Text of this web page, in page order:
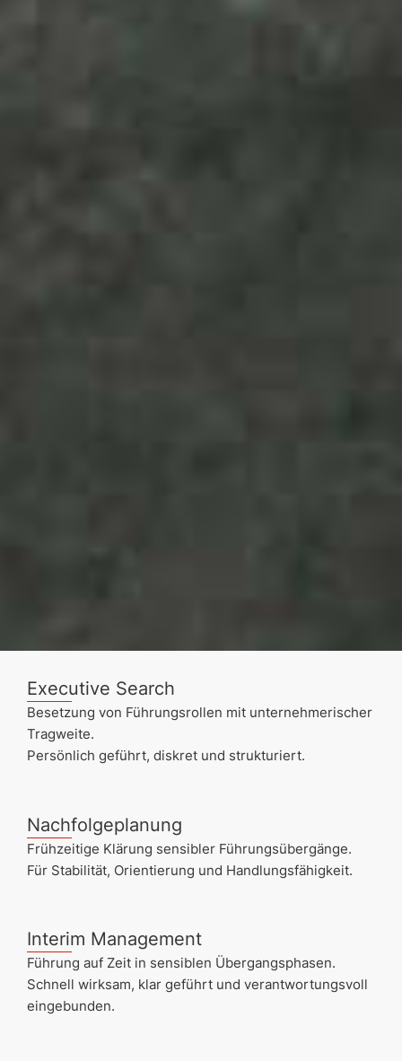
Executive Search
Besetzung von Führungsrollen mit unternehmerischer
Tragweite.
Persönlich geführt, diskret und strukturiert.
Nachfolgeplanung
Frühzeitige Klärung sensibler Führungsübergänge.
Für Stabilität, Orientierung und Handlungsfähigkeit.
Interim Management
Führung auf Zeit in sensiblen Übergangsphasen.
Schnell wirksam, klar geführt und verantwortungsvoll
eingebunden.